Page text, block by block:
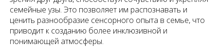
семейные узы. Это позволяет им распознавать и
ценить разнообразие сенсорного опыта в семье, что
приводит к созданию более инклюзивной и
понимающей атмосферы.